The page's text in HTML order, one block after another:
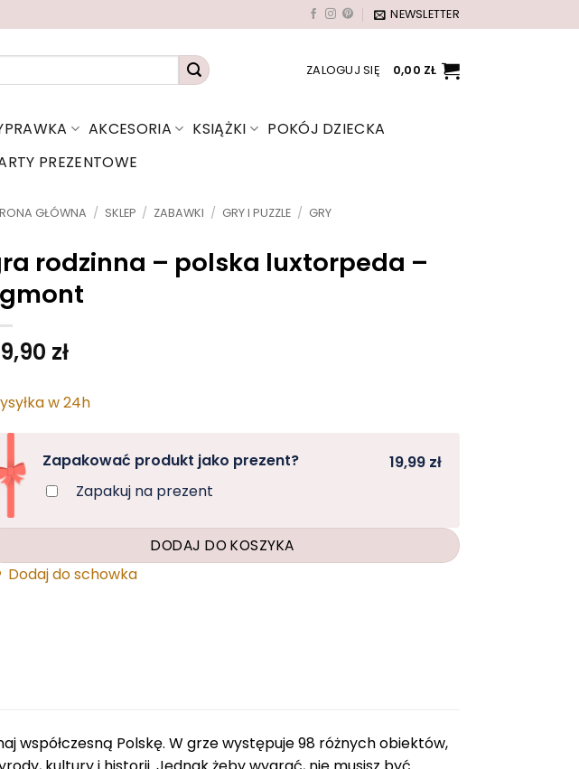
NEWSLETTER
ZALOGUJ SIĘ 0,00 ZŁ
AKCESORIA KSIĄŻKI
POKÓJ DZIECKA
PREZENTOWE
GŁÓWNA / SKLEP / ZABAWKI / GRY I PUZZLE / GRY
rodzinna – polska luxtorpeda –
zł
w 24h
Zapakować produkt jako prezent?
Zapakuj na prezent
19,99 zł
DODAJ DO KOSZYKA
Dodaj do schowka
współczesną Polskę. W grze występuje 98 różnych obiektów,